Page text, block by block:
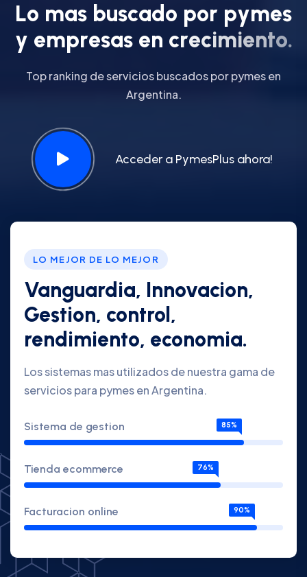
Lo mas buscado por pymes
y empresas en crecimiento.
Top ranking de servicios buscados por pymes en
Argentina.
Acceder a PymesPlus ahora!
LO MEJOR DE LO MEJOR
Vanguardia, Innovacion,
Gestion, control,
rendimiento, economia.
Los sistemas mas utilizados de nuestra gama de
servicios para pymes en Argentina.
Sistema de gestion 85%
Tienda ecommerce 76%
Facturacion online 90%